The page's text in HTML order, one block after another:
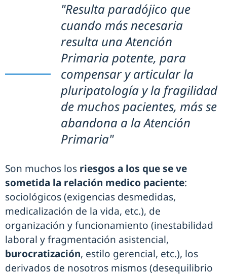
"Resulta paradójico que
cuando más necesaria
resulta una Atención
Primaria potente, para
compensar y articular la
pluripatología y la fragilidad
de muchos pacientes, más se
abandona a la Atención
Primaria"
Son muchos los riesgos a los que se ve
sometida la relación medico paciente:
sociológicos (exigencias desmedidas,
medicalización de la vida, etc.), de
organización y funcionamiento (inestabilidad
laboral y fragmentación asistencial,
burocratización, estilo gerencial, etc.), los
derivados de nosotros mismos (desequilibrio